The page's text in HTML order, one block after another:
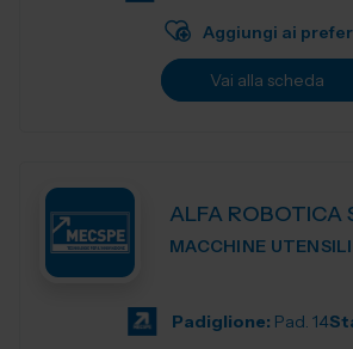
Aggiungi ai
Vai alla scheda
ALFA ROBOTICA
MACCHINE UTENSILI
Padiglione: Pad. 14